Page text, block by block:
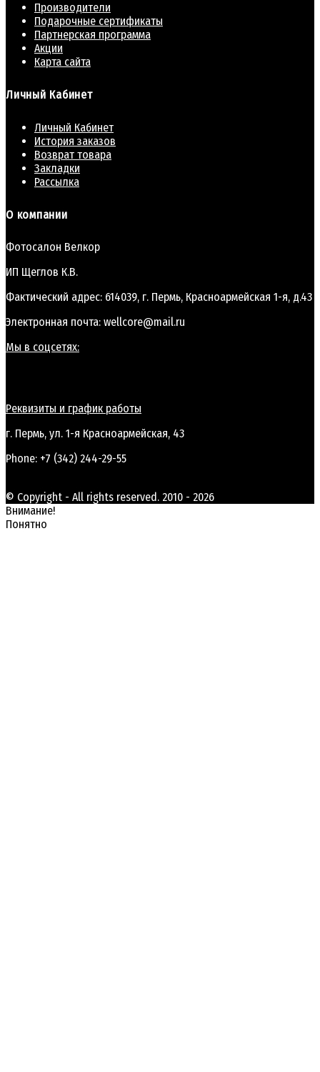
Производители
Подарочные сертификаты
Партнерская программа
Акции
Карта сайта
Личный Кабинет
Личный Кабинет
История заказов
Возврат товара
Закладки
Рассылка
О компании
Фотосалон Велкор
ИП Щеглов К.В.
Фактический адрес: 614039, г. Пермь, Красноармейская 1-я, д.43
Электронная почта: wellcore@mail.ru
Мы в соцсетях:
Реквизиты и график работы
г. Пермь, ул. 1-я Красноармейская, 43
Phone: +7 (342) 244-29-55
© Copyright - All rights reserved. 2010 - 2026
Внимание!
Понятно